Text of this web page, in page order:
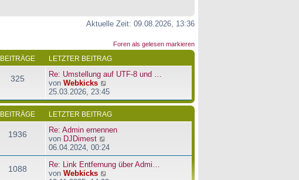
Aktuelle Zeit: 09.08.2026, 13:36
Foren als gelesen markieren
BEITRÄGE LETZTER BEITRAG
325
Re: Umstellung auf UTF-8 und …
von Webkicks
e
u
s
e
r
B
e
25.03.2026, 23:45
BEITRÄGE LETZTER BEITRAG
1936
Re: Admin ernennen
von DJDimest
e
u
e
s
06.04.2024, 00:24
1088
Re: Link Entfernung über Admi…
von Webkicks